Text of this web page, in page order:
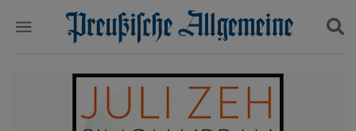
Politik
Wirtschaft
Suchen und finden